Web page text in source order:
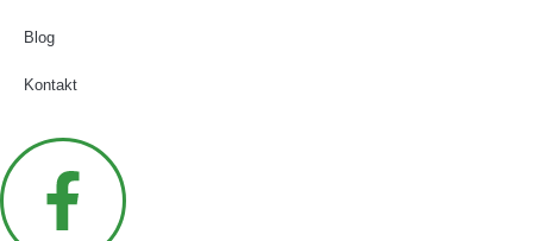
Blog
Kontakt